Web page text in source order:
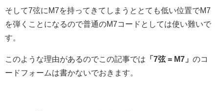
そして7弦にM7を持ってきてしまうととても低い位置でM7
を弾くことになるので普通のM7コードとしては使い難いで
す。
このような理由があるのでこの記事では 「7弦 = M7」 のコ
ードフォームは書かないでおきます。